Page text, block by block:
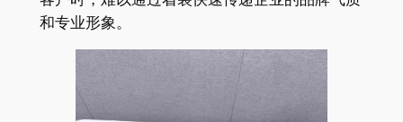
和专业形象。